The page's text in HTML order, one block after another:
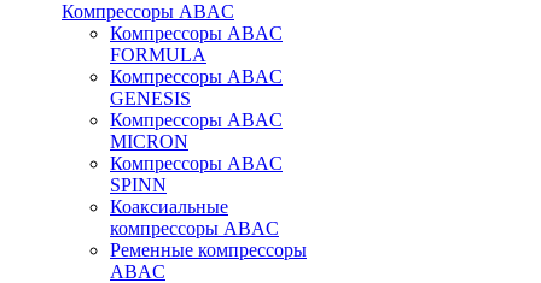
Компрессоры ABAC
Компрессоры ABAC
FORMULA
Компрессоры ABAC
GENESIS
Компрессоры ABAC
MICRON
Компрессоры ABAC
SPINN
Коаксиальные
компрессоры ABAC
Ременные компрессоры
ABAC